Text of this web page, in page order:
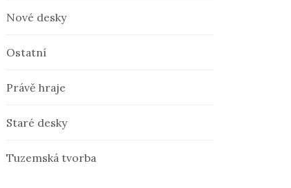
Nové desky
Ostatní
Právě hraje
Staré desky
Tuzemská tvorba